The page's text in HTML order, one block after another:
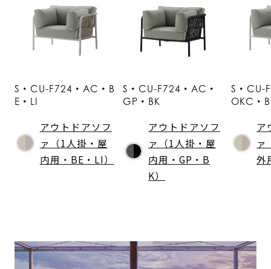
S・CU-F724・AC・B
E・LI
アウトドアソフ
ァ（1人掛・屋
内用・BE・LI）
S・CU-F724・AC・
GP・BK
アウトドアソフ
ァ（1人掛・屋
内用・GP・B
K）
S・CU-
OKC・
ア
ァ
外